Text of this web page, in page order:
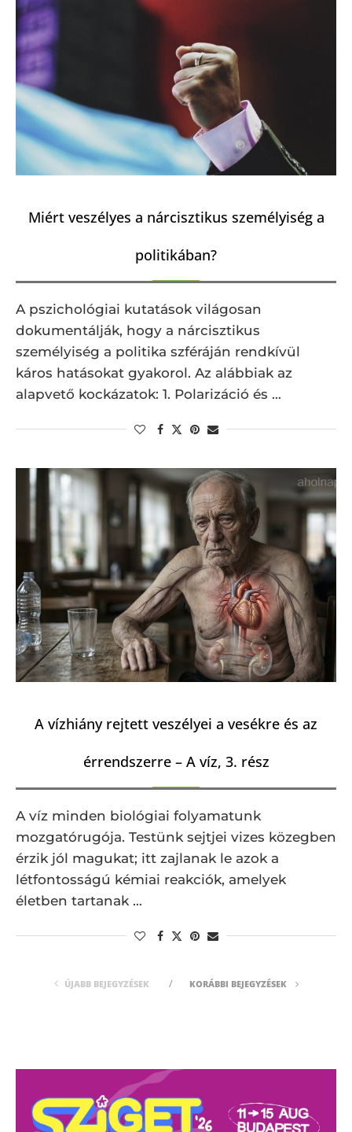
Miért veszélyes a nárcisztikus személyiség a
politikában?
A pszichológiai kutatások világosan
dokumentálják, hogy a nárcisztikus
személyiség a politika szféráján rendkívül
káros hatásokat gyakorol. Az alábbiak az
alapvető kockázatok: 1. Polarizáció és …
A vízhiány rejtett veszélyei a vesékre és az
érrendszerre – A víz, 3. rész
A víz minden biológiai folyamatunk
mozgatórugója. Testünk sejtjei vizes közegben
érzik jól magukat; itt zajlanak le azok a
létfontosságú kémiai reakciók, amelyek
életben tartanak …
ÚJABB BEJEGYZÉSEK KORÁBBI BEJEGYZÉSEK